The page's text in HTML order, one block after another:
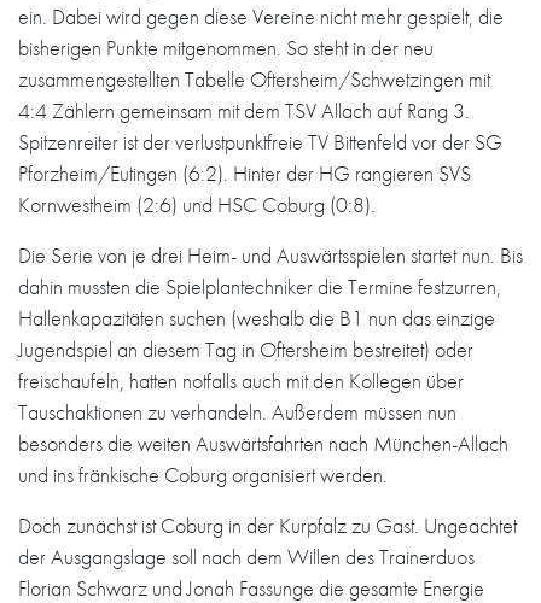
ein. Dabei wird gegen diese Vereine nicht mehr gespielt, die
bisherigen Punkte mitgenommen. So steht in der neu
zusammengestellten Tabelle Oftersheim/Schwetzingen mit
4:4 Zählern gemeinsam mit dem TSV Allach auf Rang 3.
Spitzenreiter ist der verlustpunktfreie TV Bittenfeld vor der SG
Pforzheim/Eutingen (6:2). Hinter der HG rangieren SVS
Kornwestheim (2:6) und HSC Coburg (0:8).
Die Serie von je drei Heim- und Auswärtsspielen startet nun. Bis
dahin mussten die Spielplantechniker die Termine festzurren,
Hallenkapazitäten suchen (weshalb die B1 nun das einzige
Jugendspiel an diesem Tag in Oftersheim bestreitet) oder
freischaufeln, hatten notfalls auch mit den Kollegen über
Tauschaktionen zu verhandeln. Außerdem müssen nun
besonders die weiten Auswärtsfahrten nach München-Allach
und ins fränkische Coburg organisiert werden.
Doch zunächst ist Coburg in der Kurpfalz zu Gast. Ungeachtet
der Ausgangslage soll nach dem Willen des Trainerduos
Florian Schwarz und Jonah Fassunge die gesamte Energie